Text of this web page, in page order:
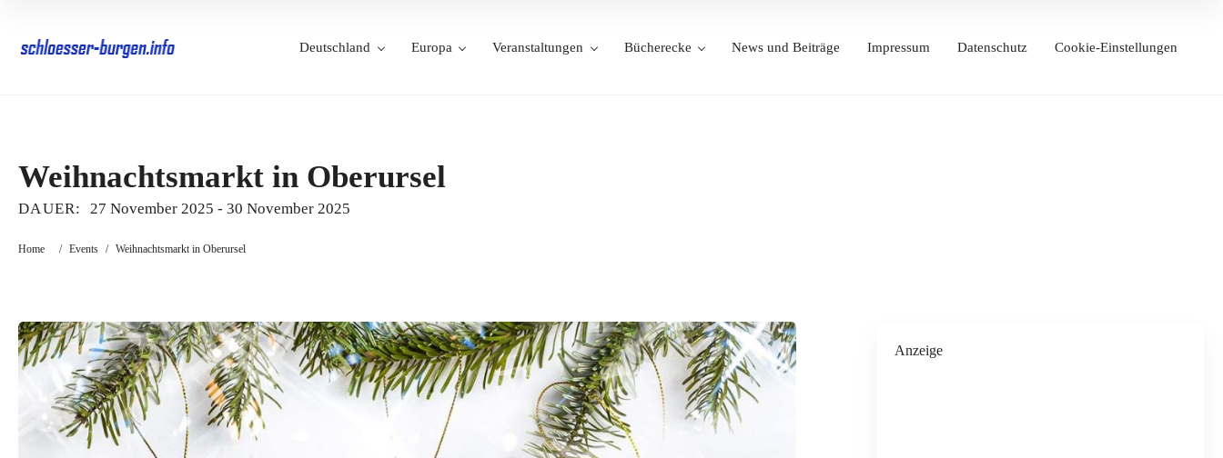
Deutschland Europa Veranstaltungen Bücherecke News und Beiträge Impressum Datenschutz Cookie-Einstellungen
Weihnachtsmarkt in Oberursel
DAUER: 27 November 2025 - 30 November 2025
Home / Events / Weihnachtsmarkt in Oberursel
Anzeige